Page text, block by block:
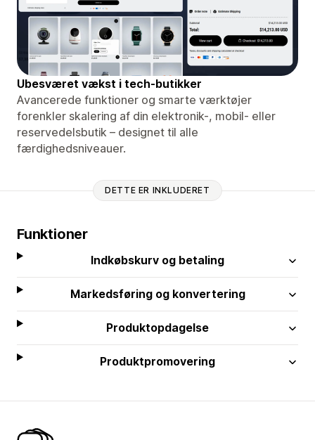
Ubesværet vækst i tech-butikker
Avancerede funktioner og smarte værktøjer
forenkler skalering af din elektronik-, mobil- eller
reservedelsbutik – designet til alle
færdighedsniveauer.
DETTE ER INKLUDERET
Funktioner
Indkøbskurv og betaling
Markedsføring og konvertering
Produktopdagelse
Produktpromovering